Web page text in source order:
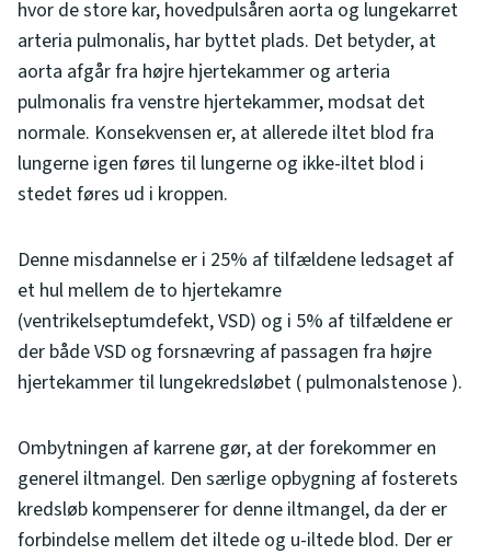
hvor de store kar, hovedpulsåren aorta og lungekarret
arteria pulmonalis, har byttet plads. Det betyder, at
aorta afgår fra højre hjertekammer og arteria
pulmonalis fra venstre hjertekammer, modsat det
normale. Konsekvensen er, at allerede iltet blod fra
lungerne igen føres til lungerne og ikke-iltet blod i
stedet føres ud i kroppen.
Denne misdannelse er i 25% af tilfældene ledsaget af
et hul mellem de to hjertekamre
(ventrikelseptumdefekt, VSD) og i 5% af tilfældene er
der både VSD og forsnævring af passagen fra højre
hjertekammer til lungekredsløbet ( pulmonalstenose ).
Ombytningen af karrene gør, at der forekommer en
generel iltmangel. Den særlige opbygning af fosterets
kredsløb kompenserer for denne iltmangel, da der er
forbindelse mellem det iltede og u-iltede blod. Der er